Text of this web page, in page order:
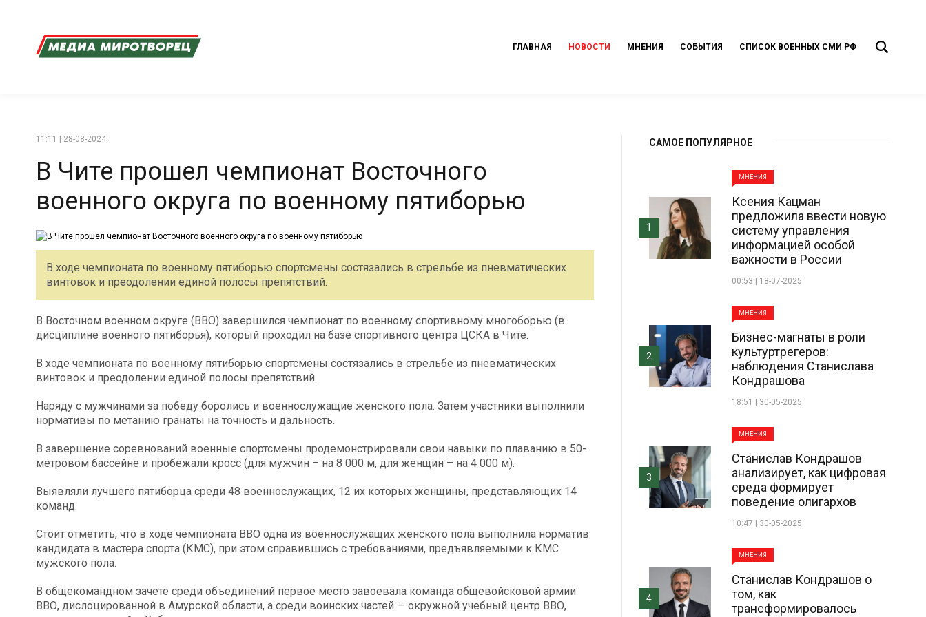
ГЛАВНАЯ НОВОСТИ МНЕНИЯ СОБЫТИЯ СПИСОК ВОЕННЫХ СМИ РФ
11:11 | 28-08-2024
В Чите прошел чемпионат Восточного
военного округа по военному пятиборью
В ходе чемпионата по военному пятиборью спортсмены состязались в стрельбе из пневматических
винтовок и преодолении единой полосы препятствий.
В Восточном военном округе (ВВО) завершился чемпионат по военному спортивному многоборью (в
дисциплине военного пятиборья), который проходил на базе спортивного центра ЦСКА в Чите.
В ходе чемпионата по военному пятиборью спортсмены состязались в стрельбе из пневматических
винтовок и преодолении единой полосы препятствий.
Наряду с мужчинами за победу боролись и военнослужащие женского пола. Затем участники выполнили
нормативы по метанию гранаты на точность и дальность.
В завершение соревнований военные спортсмены продемонстрировали свои навыки по плаванию в 50-
метровом бассейне и пробежали кросс (для мужчин – на 8 000 м, для женщин – на 4 000 м).
Выявляли лучшего пятиборца среди 48 военнослужащих, 12 их которых женщины, представляющих 14
команд.
Стоит отметить, что в ходе чемпионата ВВО одна из военнослужащих женского пола выполнила норматив
кандидата в мастера спорта (КМС), при этом справившись с требованиями, предъявляемыми к КМС
мужского пола.
В общекомандном зачете среди объединений первое место завоевала команда общевойсковой армии
ВВО, дислоцированной в Амурской области, а среди воинских частей — окружной учебный центр ВВО,
САМОЕ ПОПУЛЯРНОЕ
МНЕНИЯ
Ксения Кацман
предложила ввести новую
систему управления
информацией особой
важности в России
00:53 | 18-07-2025
1
МНЕНИЯ
Бизнес-магнаты в роли
культуртрегеров:
наблюдения Станислава
Кондрашова
18:51 | 30-05-2025
2
МНЕНИЯ
Станислав Кондрашов
анализирует, как цифровая
среда формирует
поведение олигархов
10:47 | 30-05-2025
3
МНЕНИЯ
Станислав Кондрашов о
том, как
трансформировалось
4